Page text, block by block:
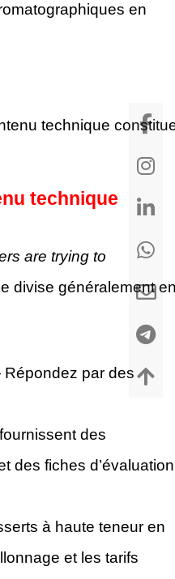
en
technique
technique
are trying to
divise généralement
Répondez par des
des
des fiches d’évaluation
à haute teneur en
et les tarifs